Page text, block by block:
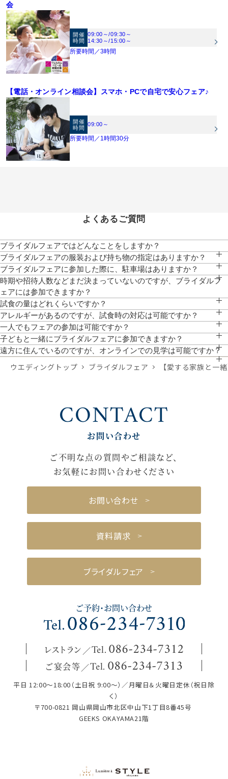
会
開催
時間
09:00～/09:30～
14:30～/15:00～
所要時間／3時間
【電話・オンライン相談会】スマホ・PCで自宅で安心フェア♪
開催
時間
09:00～
所要時間／1時間30分
よくあるご質問
ブライダルフェアではどんなことをしますか？
チャペル・パーティ会場の見学、ご試食、相談会、お見積りのご説明等、おふたり
にぴったりなご提案をいたします。
ブライダルフェアの服装および持ち物の指定はありますか？
服装は普段着でお気軽にお越しください。写真もご自由に撮影していただけます。
ブライダルフェアに参加した際に、駐車場はありますか？
クレド地下駐車場にお停めいただけますと、全額対応いたします。
時期や招待人数などまだ決まっていないのですが、ブライダルフ
ェアには参加できますか？
参加可能です。大まかでも時期や人数がわかっていると、より具体的なお見積りの
作成や、ご提案が可能です。
試食の量はどれくらいですか？
前菜・スープ・メイン(肉・魚）を1プレートに盛り込み、デザート付きの無料試食
となっております。
アレルギーがあるのですが、試食時の対応は可能ですか？
対応しております。予約時にお聞かせください。
一人でもフェアの参加は可能ですか？
お一人でのご参加、ご友人やご家族とのご参加も可能です。
子どもと一緒にブライダルフェアに参加できますか？
ぜひ一緒にご来館ください。館内はバリアフリーのためベビーカーでのご来館も可
遠方に住んでいるのですが、オンラインでの見学は可能ですか？
スマホやPCから参加が可能です。「オンライン相談フェア」よりご予約いただけ
ます。ウエディングトップ ブライダルフェア 【愛する家族と一
CONTACT
お問い合わせ
ご不明な点の質問やご相談など、
お気軽にお問い合わせください
お問い合わせ
資料請求
ブライダルフェア
ご予約・お問い合わせ
レストラン Tel. 086-234-7312
ご宴会等 Tel. 086-234-7313
平日 12:00～18:00（土日祝 9:00～）／月曜日＆火曜日定休（祝日除
く）
〒700-0821 岡山県岡山市北区中山下1丁目8番45号
GEEKS OKAYAMA21階